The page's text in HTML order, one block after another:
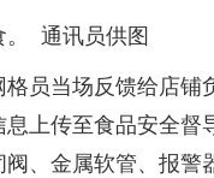
。 通讯员供图
员当场反馈给店
上传至食品安全
、金属软管、报